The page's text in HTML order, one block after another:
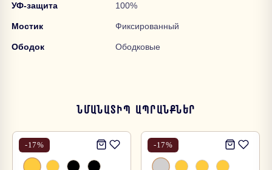
УФ-защита 100%
Мостик Фиксированный
Ободок Ободковые
ՆՄԱՆԱՏԻՊ ԱՊՐԱՆՔՆԵՐ
-17% -17%